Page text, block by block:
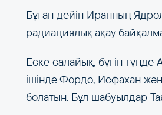
Бұған дейін Иранның
радиациялық ақау
Еске салайық, бүгін
ішінде Фордо, Исфахан
болатын. Бұл шабуылдар